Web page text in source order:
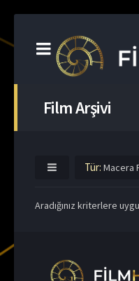
Film Arşivi
Tür: Macera
Aradığınız kriterlere